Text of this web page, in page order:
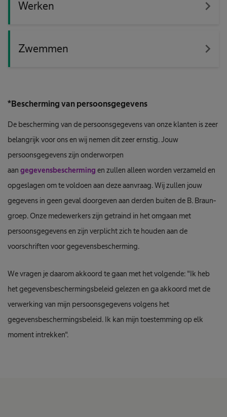
Werken navigate_next
Zwemmen navigate_next
*Bescherming van persoonsgegevens
De bescherming van de persoonsgegevens van onze klanten is zeer
belangrijk voor ons en wij nemen dit zeer ernstig. Jouw
persoonsgegevens zijn onderworpen
aan gegevensbescherming en zullen alleen worden verzameld en
opgeslagen om te voldoen aan deze aanvraag. Wij zullen jouw
gegevens in geen geval doorgeven aan derden buiten de B. Braun-
groep. Onze medewerkers zijn getraind in het omgaan met
persoonsgegevens en zijn verplicht zich te houden aan de
voorschriften voor gegevensbescherming.
We vragen je daarom akkoord te gaan met het volgende: "Ik heb
het gegevensbeschermingsbeleid gelezen en ga akkoord met de
verwerking van mijn persoonsgegevens volgens het
gegevensbeschermingsbeleid. Ik kan mijn toestemming op elk
moment intrekken".